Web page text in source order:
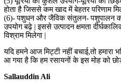
होता है जिससे कम खाद में बेहतर परिणाम
(6)- पशुधन और जैविक संतुलन- पशुपालन को
उपयोग बढ़े | इससे उत्पादन क्षमता
विश्राम मिलेगा |
यदि हमने आज मिट्टी नहीं बचाई,तो हमारा
आ गया है कि हम रसायनों के इस मोह को
Sallauddin Ali